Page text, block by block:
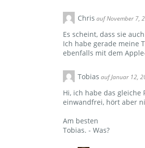
Chris auf November 7,
Es scheint, dass sie
Ich habe gerade meine
ebenfalls mit dem
Tobias auf Januar 12,
Hi, ich habe das gleiche
einwandfrei, hört aber
Am besten
Tobias. - Was?